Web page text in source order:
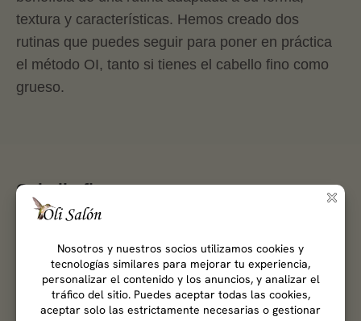
textura y características. Hemos creado dos
rutinas que puedes seguir para poner en práctica
el método OI, tanto si tienes el cabello fino como
grueso.
Cabello fino